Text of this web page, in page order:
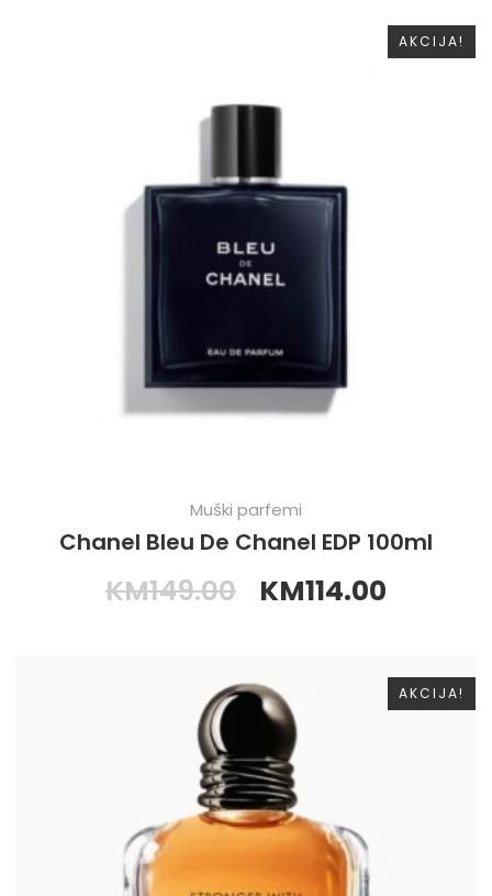
AKCIJA!
Muški parfemi
Chanel Bleu De Chanel EDP 100ml
KM149.00 KM114.00
AKCIJA!